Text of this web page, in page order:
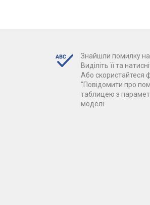
Знайшли помилку на
Виділіть її та
Або скористайтеся
"Повідомити про
таблицею з
моделі.